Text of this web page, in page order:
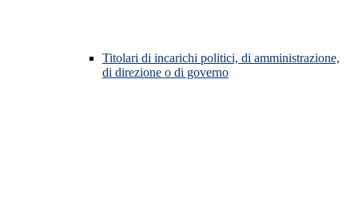
Titolari di incarichi politici, di amministrazione,
di direzione o di governo